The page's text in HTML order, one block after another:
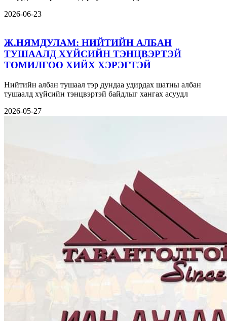
2026-06-23
Ж.НЯМДУЛАМ: НИЙТИЙН АЛБАН
ТУШААЛД ХҮЙСИЙН ТЭНЦВЭРТЭЙ
ТОМИЛГОО ХИЙХ ХЭРЭГТЭЙ
Нийтийн албан тушаал тэр дундаа удирдах шатны албан
тушаалд хүйсийн тэнцвэртэй байдлыг хангах асуудл
2026-05-27